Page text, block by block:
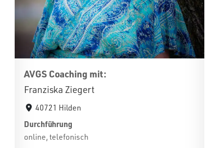
AVGS Coaching mit:
Franziska Ziegert
40721 Hilden
Durchführung
online, telefonisch